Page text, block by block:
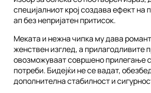
специјалниот крој создава ефект на
ап без непријатен притисок.
Меката и нежна чипка му дава
женствен изглед, а прилагодливите
овозможуваат совршено прилегање
потреби. Бидејќи не се вадат,
дополнителна стабилност и